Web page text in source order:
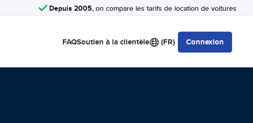
Depuis 2005, on compare les tarifs de location de voitures
FAQSoutien à la clientèle (FR) Connexion